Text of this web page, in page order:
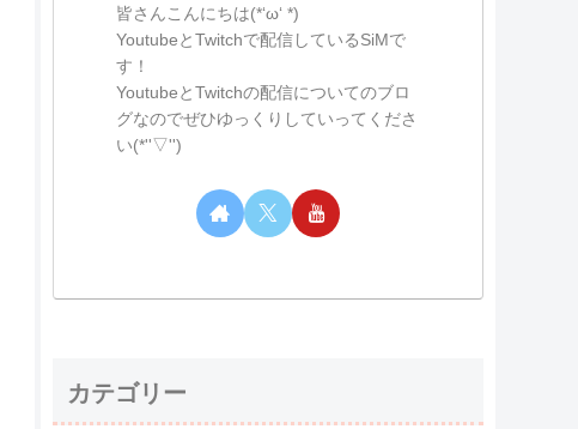
皆さんこんにちは(*‘ω‘ *)
YoutubeとTwitchで配信しているSiMで
す！
YoutubeとTwitchの配信についてのブロ
グなのでぜひゆっくりしていってくださ
い(*''▽'')
カテゴリー